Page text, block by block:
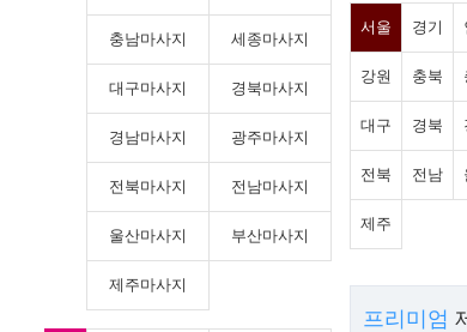
충남마사지 세종마사지
대구마사지 경북마사지
경남마사지 광주마사지
전북마사지 전남마사지
울산마사지 부산마사지
제주마사지
서울 경기
강원 충북
대구 경북
전북 전남
제주
프리미엄